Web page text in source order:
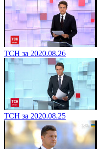
ТСН за 2020.08.26
ТСН за 2020.08.25